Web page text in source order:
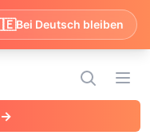
→
Englisch
Bei Deutsch bleiben